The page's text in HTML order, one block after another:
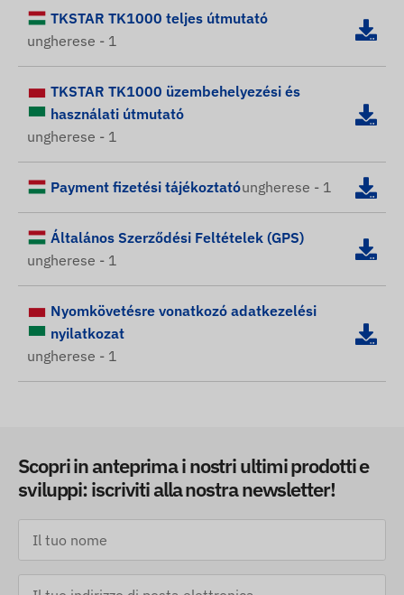
TKSTAR TK1000 teljes útmutató
ungherese - 1
TKSTAR TK1000 üzembehelyezési és
használati útmutató
ungherese - 1
Payment fizetési tájékoztatóungherese - 1
Általános Szerződési Feltételek (GPS)
ungherese - 1
Nyomkövetésre vonatkozó adatkezelési
nyilatkozat
ungherese - 1
Scopri in anteprima i nostri ultimi prodotti e
sviluppi: iscriviti alla nostra newsletter!